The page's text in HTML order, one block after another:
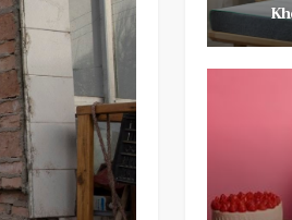
Nên Bỏ Lỡ Top Mẫu…
ĐỜI SỐNG